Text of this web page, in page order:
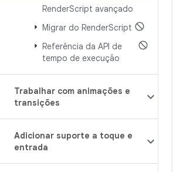
RenderScript avançado
Migrar do RenderScript
Referência da API de
tempo de execução
Trabalhar com animações e
transições
Adicionar suporte a toque e
entrada